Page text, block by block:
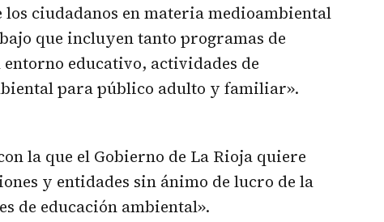
los ciudadanos en materia medioambiental
que incluyen tanto programas de
educativo, actividades de
para público adulto y familiar».
la que el Gobierno de La Rioja quiere
y entidades sin ánimo de lucro de la
de educación ambiental».